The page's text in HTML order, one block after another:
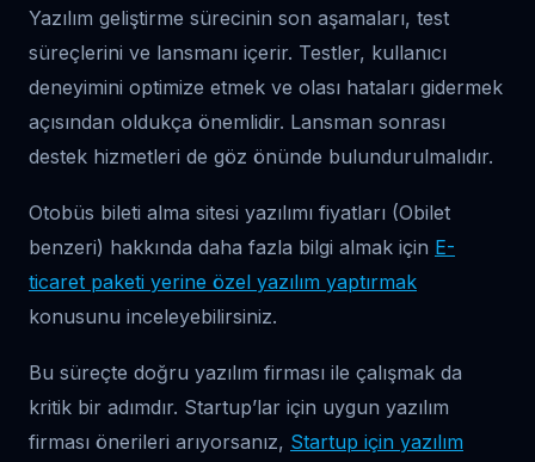
Yazılım geliştirme sürecinin son aşamaları, test
süreçlerini ve lansmanı içerir. Testler, kullanıcı
deneyimini optimize etmek ve olası hataları gidermek
açısından oldukça önemlidir. Lansman sonrası
destek hizmetleri de göz önünde bulundurulmalıdır.
Otobüs bileti alma sitesi yazılımı fiyatları (Obilet
benzeri) hakkında daha fazla bilgi almak için E-
ticaret paketi yerine özel yazılım yaptırmak
konusunu inceleyebilirsiniz.
Bu süreçte doğru yazılım firması ile çalışmak da
kritik bir adımdır. Startup’lar için uygun yazılım
firması önerileri arıyorsanız, Startup için yazılım